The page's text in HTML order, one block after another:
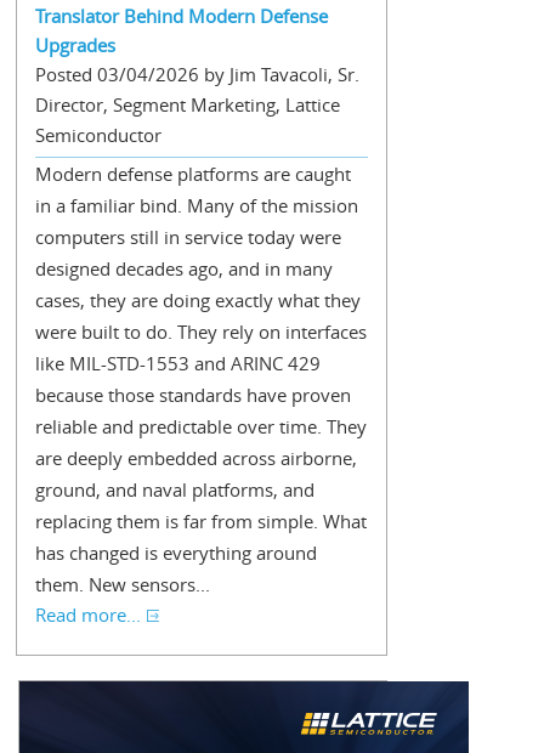
Translator Behind Modern Defense
Upgrades
Posted 03/04/2026 by Jim Tavacoli, Sr.
Director, Segment Marketing, Lattice
Semiconductor
Modern defense platforms are caught
in a familiar bind. Many of the mission
computers still in service today were
designed decades ago, and in many
cases, they are doing exactly what they
were built to do. They rely on interfaces
like MIL-STD-1553 and ARINC 429
because those standards have proven
reliable and predictable over time. They
are deeply embedded across airborne,
ground, and naval platforms, and
replacing them is far from simple. What
has changed is everything around
them. New sensors...
Read more...